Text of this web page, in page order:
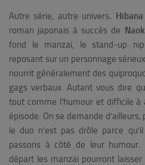
Autre série, autre univers. Hibana
roman japonais à succès de
fond le manzai, le stand-up
reposant sur un personnage
nourrit généralement des
gags verbaux. Autant vous dire
tout comme l’humour et difficile à
épisode. On se demande
le duo n’est pas drôle parce
passons à côté de leur humour.
départ les manzai pourront